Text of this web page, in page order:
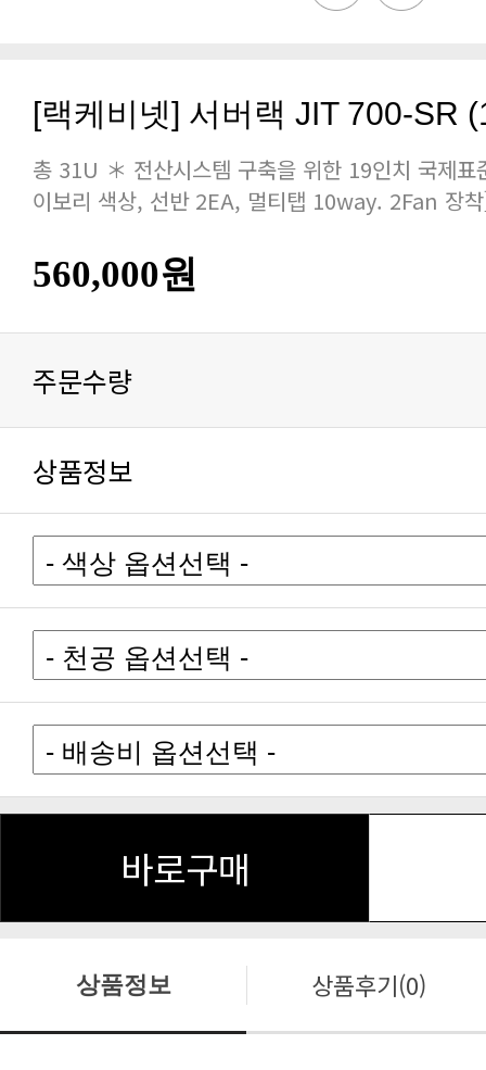
[랙케비넷] 서버랙 JIT 700-SR
이보리 색상, 선반 2EA, 멀티탭 10way. 2Fan 장
560,000원
주문수량
상품정보
바로구매
상품정보 상품후기(0)